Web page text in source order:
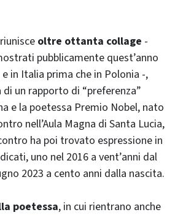
oltre ottanta collage -
pubblicamente quest’anno
e in Italia prima che in Polonia -,
un rapporto di “preferenza”
e la poetessa Premio Nobel, nato
nell’Aula Magna di Santa Lucia,
ha poi trovato espressione in
uno nel 2016 a vent’anni dal
2023 a cento anni dalla nascita.
poetessa, in cui rientrano anche